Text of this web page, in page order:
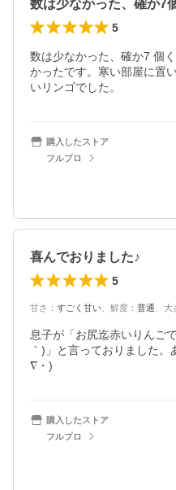
5
数は少なかった、確か7 個
かったです。寒い部屋に置
いリンゴでした。
購入したストア
フルプロ
喜んでおりました♪
5
甘さ ： すごく甘い 鮮度 ： 普通 大
息子が「お尻迄赤いりんご
｀)」と言っておりました。
∇・)
購入したストア
フルプロ